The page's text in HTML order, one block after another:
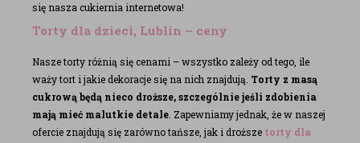
się nasza cukiernia internetowa!
Torty dla dzieci, Lublin – ceny
Nasze torty różnią się cenami – wszystko zależy od tego, ile
waży tort i jakie dekoracje się na nich znajdują. Torty z masą
cukrową będą nieco droższe, szczególnie jeśli zdobienia
mają mieć malutkie detale . Zapewniamy jednak, że w naszej
ofercie znajdują się zarówno tańsze, jak i droższe torty dla